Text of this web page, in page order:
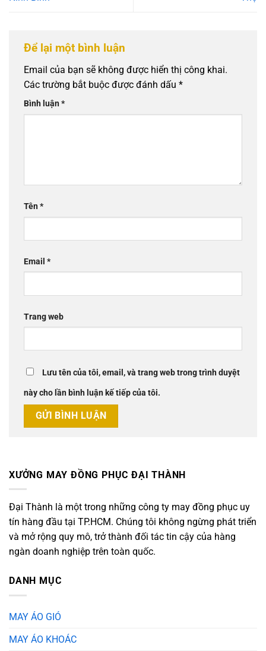
Để lại một bình luận
Email của bạn sẽ không được hiển thị công khai.
Các trường bắt buộc được đánh dấu *
Bình luận*
Tên*
Email *
Trang web
Lưu tên của tôi, email, và trang web trong trình duyệt
này cho lần bình luận kế tiếp của tôi.
XƯỞNG MAY ĐỒNG PHỤC ĐẠI THÀNH
Đại Thành là một trong những công ty may đồng phục uy
tín hàng đầu tại TP.HCM. Chúng tôi không ngừng phát triển
và mở rộng quy mô, trở thành đối tác tin cậy của hàng
ngàn doanh nghiệp trên toàn quốc.
DANH MỤC
MAY ÁO GIÓ
MAY ÁO KHOÁC